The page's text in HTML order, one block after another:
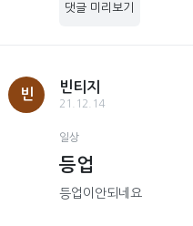
댓글 미리보기
빈
빈티지
21.12.14
일상
등업
등업이안되네요